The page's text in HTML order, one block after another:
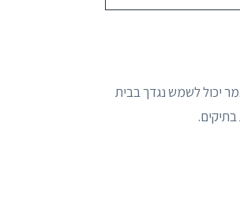
יכול לשמש נגדך בבית